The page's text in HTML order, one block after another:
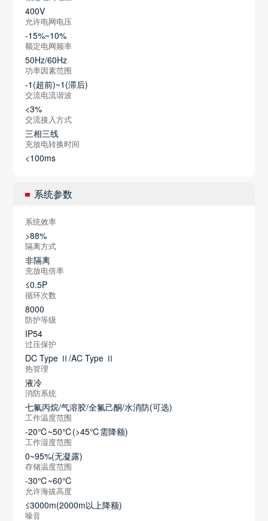
400V
允许电网电压
-15%~10%
额定电网频率
50Hz/60Hz
功率因素范围
-1(超前)~1(滞后)
交流电流谐波
<3%
交流接入方式
三相三线
充放电转换时间
<100ms
系统参数
系统效率
>88%
隔离方式
非隔离
充放电倍率
≤0.5P
循环次数
8000
防护等级
IP54
过压保护
DC Type Ⅱ/AC Type Ⅱ
热管理
液冷
消防系统
七氟丙烷/气溶胶/全氟己酮/水消防(可选)
工作温度范围
-20℃~50℃(>45℃需降额)
工作湿度范围
0~95%(无凝露)
存储温度范围
-30℃~60℃
允许海拔高度
≤3000m(2000m以上降额)
噪音